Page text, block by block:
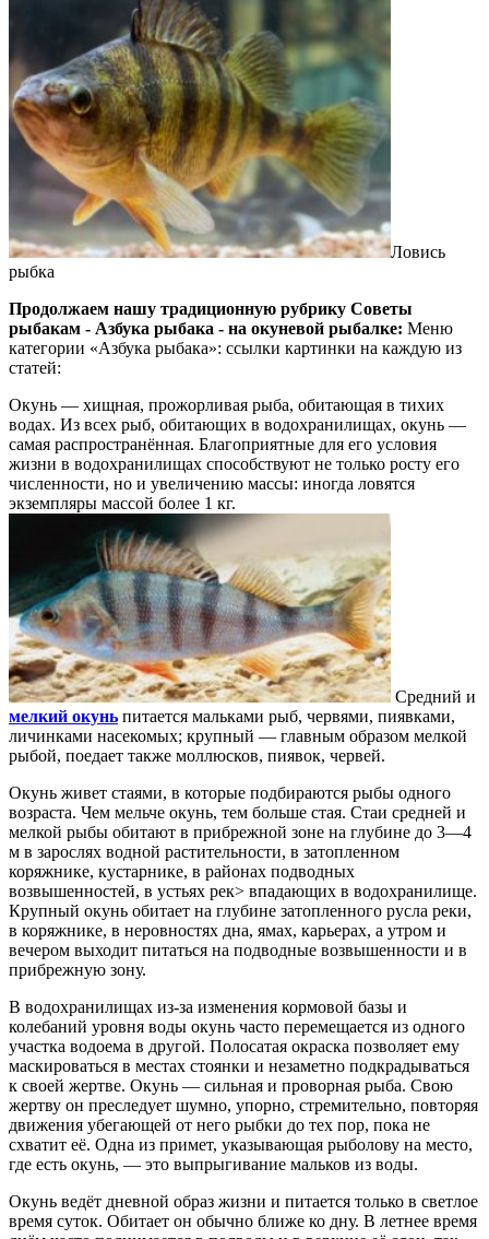
Ловись
рыбка
Продолжаем нашу традиционную рубрику Советы
рыбакам - Азбука рыбака - на окуневой рыбалке: Меню
категории «Азбука рыбака»: ссылки картинки на каждую из
статей:
Окунь — хищная, прожорливая рыба, обитающая в тихих
водах. Из всех рыб, обитающих в водохранилищах, окунь —
самая распространённая. Благоприятные для его условия
жизни в водохранилищах способствуют не только росту его
численности, но и увеличению массы: иногда ловятся
экземпляры массой более 1 кг.
Средний и
мелкий окунь питается мальками рыб, червями, пиявками,
личинками насекомых; крупный — главным образом мелкой
рыбой, поедает также моллюсков, пиявок, червей.
Окунь живет стаями, в которые подбираются рыбы одного
возраста. Чем мельче окунь, тем больше стая. Стаи средней и
мелкой рыбы обитают в прибрежной зоне на глубине до 3—4
м в зарослях водной растительности, в затопленном
коряжнике, кустарнике, в районах подводных
возвышенностей, в устьях рек> впадающих в водохранилище.
Крупный окунь обитает на глубине затопленного русла реки,
в коряжнике, в неровностях дна, ямах, карьерах, а утром и
вечером выходит питаться на подводные возвышенности и в
прибрежную зону.
В водохранилищах из-за изменения кормовой базы и
колебаний уровня воды окунь часто перемещается из одного
участка водоема в другой. Полосатая окраска позволяет ему
маскироваться в местах стоянки и незаметно подкрадываться
к своей жертве. Окунь — сильная и проворная рыба. Свою
жертву он преследует шумно, упорно, стремительно, повторяя
движения убегающей от него рыбки до тех пор, пока не
схватит её. Одна из примет, указывающая рыболову на место,
где есть окунь, — это выпрыгивание мальков из воды.
Окунь ведёт дневной образ жизни и питается только в светлое
время суток. Обитает он обычно ближе ко дну. В летнее время